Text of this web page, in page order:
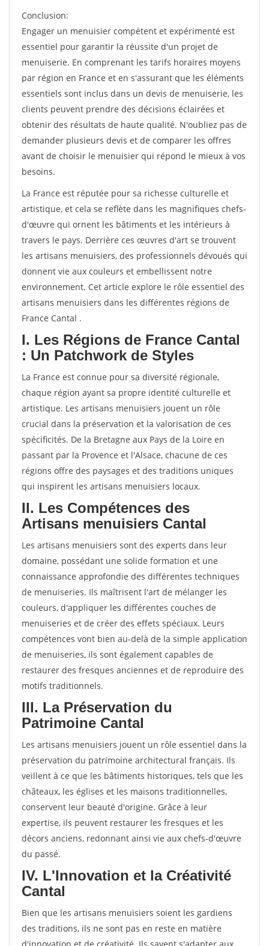
Conclusion:
Engager un menuisier compétent et expérimenté est
essentiel pour garantir la réussite d'un projet de
menuiserie. En comprenant les tarifs horaires moyens
par région en France et en s'assurant que les éléments
essentiels sont inclus dans un devis de menuiserie, les
clients peuvent prendre des décisions éclairées et
obtenir des résultats de haute qualité. N'oubliez pas de
demander plusieurs devis et de comparer les offres
avant de choisir le menuisier qui répond le mieux à vos
besoins.
La France est réputée pour sa richesse culturelle et
artistique, et cela se reflète dans les magnifiques chefs-
d'œuvre qui ornent les bâtiments et les intérieurs à
travers le pays. Derrière ces œuvres d'art se trouvent
les artisans menuisiers, des professionnels dévoués qui
donnent vie aux couleurs et embellissent notre
environnement. Cet article explore le rôle essentiel des
artisans menuisiers dans les différentes régions de
France Cantal .
I. Les Régions de France Cantal
: Un Patchwork de Styles
La France est connue pour sa diversité régionale,
chaque région ayant sa propre identité culturelle et
artistique. Les artisans menuisiers jouent un rôle
crucial dans la préservation et la valorisation de ces
spécificités. De la Bretagne aux Pays de la Loire en
passant par la Provence et l'Alsace, chacune de ces
régions offre des paysages et des traditions uniques
qui inspirent les artisans menuisiers locaux.
II. Les Compétences des
Artisans menuisiers Cantal
Les artisans menuisiers sont des experts dans leur
domaine, possédant une solide formation et une
connaissance approfondie des différentes techniques
de menuiseries. Ils maîtrisent l'art de mélanger les
couleurs, d'appliquer les différentes couches de
menuiseries et de créer des effets spéciaux. Leurs
compétences vont bien au-delà de la simple application
de menuiseries, ils sont également capables de
restaurer des fresques anciennes et de reproduire des
motifs traditionnels.
III. La Préservation du
Patrimoine Cantal
Les artisans menuisiers jouent un rôle essentiel dans la
préservation du patrimoine architectural français. Ils
veillent à ce que les bâtiments historiques, tels que les
châteaux, les églises et les maisons traditionnelles,
conservent leur beauté d'origine. Grâce à leur
expertise, ils peuvent restaurer les fresques et les
décors anciens, redonnant ainsi vie aux chefs-d'œuvre
du passé.
IV. L'Innovation et la Créativité
Cantal
Bien que les artisans menuisiers soient les gardiens
des traditions, ils ne sont pas en reste en matière